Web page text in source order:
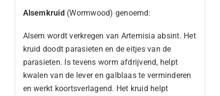
Alsemkruid(Wormwood) genoemd:
Alsem wordt verkregen van Artemisia absint. Het
kruid doodt parasieten en de eitjes van de
parasieten. Is tevens worm afdrijvend, helpt
kwalen van de lever en galblaas te verminderen
en werkt koortsverlagend. Het kruid helpt